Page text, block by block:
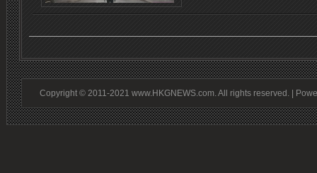
Copyright © 2011-2021 www.HKGNEWS.com. All rights reserved. |